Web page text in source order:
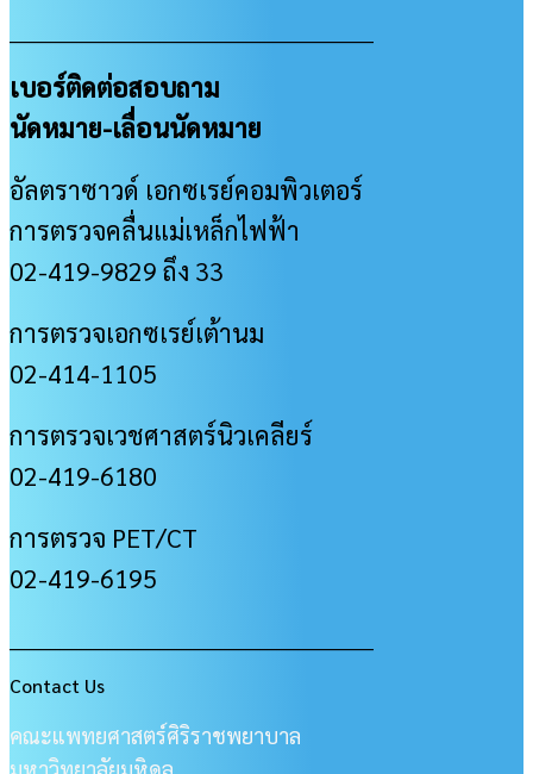
เบอร์ติดต่อสอบถาม
นัดหมาย-เลื่อนนัดหมาย
อัลตราซาวด์ เอกซเรย์คอมพิวเตอร์
การตรวจคลื่นแม่เหล็กไฟฟ้า
02-419-9829 ถึง 33
การตรวจเอกซเรย์เต้านม
02-414-1105
การตรวจเวชศาสตร์นิวเคลียร์
02-419-6180
การตรวจ PET/CT
02-419-6195
Contact Us
คณะแพทยศาสตร์ศิริราชพยาบาล